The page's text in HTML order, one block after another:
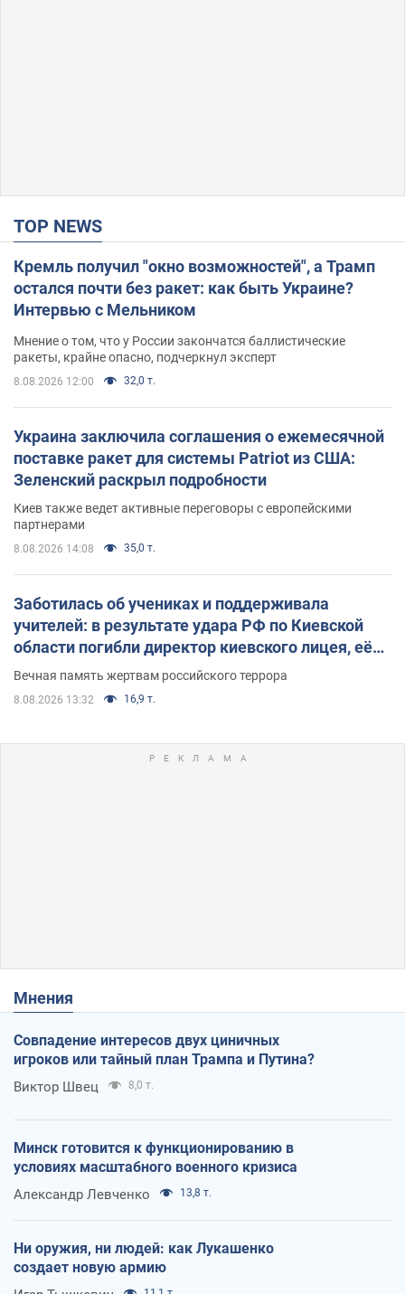
TOP NEWS
Кремль получил "окно возможностей", а Трамп
остался почти без ракет: как быть Украине?
Интервью с Мельником
Мнение о том, что у России закончатся баллистические
ракеты, крайне опасно, подчеркнул эксперт
8.08.2026 12:00 32,0 т.
Украина заключила соглашения о ежемесячной
поставке ракет для системы Patriot из США:
Зеленский раскрыл подробности
Киев также ведет активные переговоры с европейскими
партнерами
8.08.2026 14:08 35,0 т.
Заботилась об учениках и поддерживала
учителей: в результате удара РФ по Киевской
области погибли директор киевского лицея, её
муж и внук
Вечная память жертвам российского террора
8.08.2026 13:32 16,9 т.
Мнения
Совпадение интересов двух циничных
игроков или тайный план Трампа и Путина?
Виктор Швец 8,0 т.
Минск готовится к функционированию в
условиях масштабного военного кризиса
Александр Левченко 13,8 т.
Ни оружия, ни людей: как Лукашенко
создает новую армию